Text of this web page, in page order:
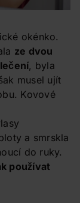
okénko.
ze dvou
, byla
musel ujít
Kovové
a smrskla
do ruky.
používat